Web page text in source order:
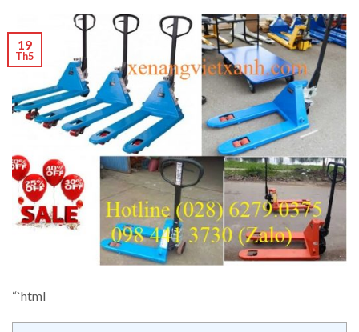
19
Th5
“`html